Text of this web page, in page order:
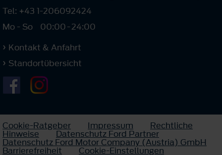
Tel: +43 1-206092424
Mo - So
00:00-24:00
Kontakt & Anfahrt
Standortübersicht
Cookie-Ratgeber Impressum Rechtliche
Hinweise Datenschutz Ford Partner
Datenschutz Ford Motor Company (Austria) GmbH
Barrierefreiheit
Cookie-Einstellungen